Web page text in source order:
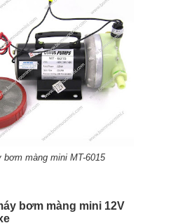
bơm màng mini MT-6015
bơm màng mini 12V